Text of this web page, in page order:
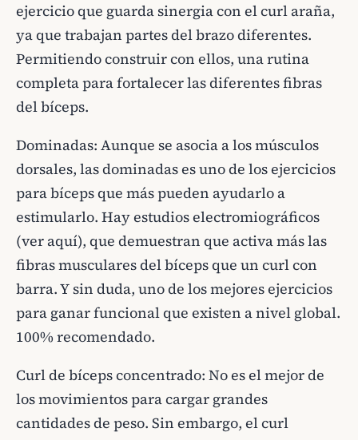
ejercicio que guarda sinergia con el curl araña,
ya que trabajan partes del brazo diferentes.
Permitiendo construir con ellos, una rutina
completa para fortalecer las diferentes fibras
del bíceps.
Dominadas: Aunque se asocia a los músculos
dorsales, las dominadas es uno de los ejercicios
para bíceps que más pueden ayudarlo a
estimularlo. Hay estudios electromiográficos
(ver aquí), que demuestran que activa más las
fibras musculares del bíceps que un curl con
barra. Y sin duda, uno de los mejores ejercicios
para ganar funcional que existen a nivel global.
100% recomendado.
Curl de bíceps concentrado: No es el mejor de
los movimientos para cargar grandes
cantidades de peso. Sin embargo, el curl